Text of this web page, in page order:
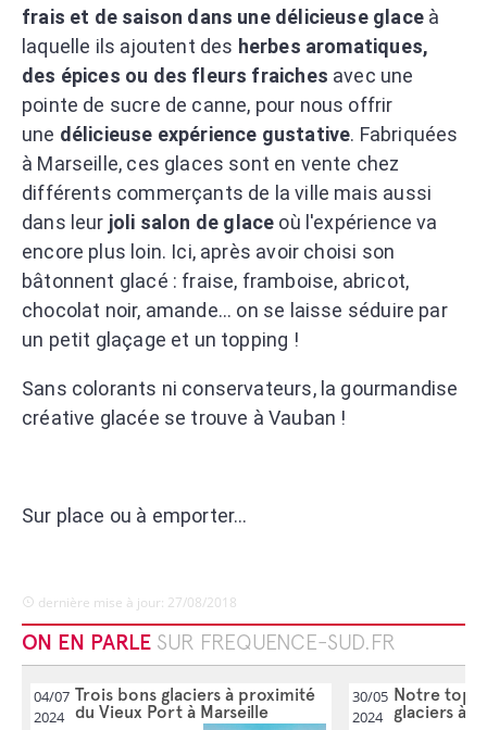
frais et de saison dans une délicieuse glaceà
laquelle ils ajoutent des herbes aromatiques,
des épices ou des fleurs fraiches avec une
pointe de sucre de canne, pour nous offrir
une délicieuse expérience gustative. Fabriquées
à Marseille, ces glaces sont en vente chez
différents commerçants de la ville mais aussi
dans leur joli salon de glace où l'expérience va
encore plus loin. Ici, après avoir choisi son
bâtonnent glacé : fraise, framboise, abricot,
chocolat noir, amande... on se laisse séduire par
un petit glaçage et un topping !
Sans colorants ni conservateurs, la gourmandise
créative glacée se trouve à Vauban !
Sur place ou à emporter...
dernière mise à jour: 27/08/2018
ON EN PARLE SUR FREQUENCE-SUD.FR
04/07
2024
Trois bons glaciers à proximité
du Vieux Port à Marseille
30/05
2024
Notre top
glaciers à